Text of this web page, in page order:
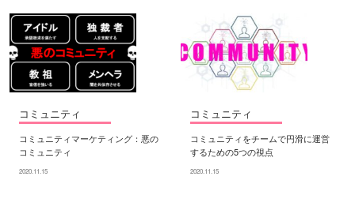
コミュニティ
コミュニティマーケティング：悪の
コミュニティ
2020.11.15
コミュニティ
コミュニティをチームで円滑に運営
するための5つの視点
2020.11.15